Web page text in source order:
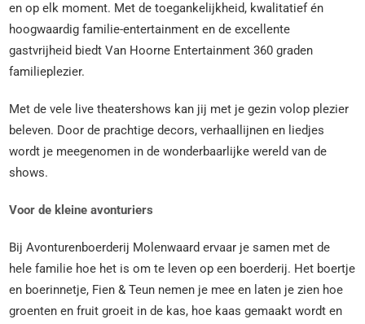
en op elk moment. Met de toegankelijkheid, kwalitatief én
hoogwaardig familie-entertainment en de excellente
gastvrijheid biedt Van Hoorne Entertainment 360 graden
familieplezier.
Met de vele live theatershows kan jij met je gezin volop plezier
beleven. Door de prachtige decors, verhaallijnen en liedjes
wordt je meegenomen in de wonderbaarlijke wereld van de
shows.
Voor de kleine avonturiers
Bij Avonturenboerderij Molenwaard ervaar je samen met de
hele familie hoe het is om te leven op een boerderij. Het boertje
en boerinnetje, Fien & Teun nemen je mee en laten je zien hoe
groenten en fruit groeit in de kas, hoe kaas gemaakt wordt en